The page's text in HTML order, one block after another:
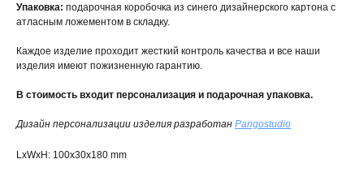
Упаковка: подарочная коробочка из синего дизайнерского картона с
атласным ложементом в складку.
Каждое изделие проходит жесткий контроль качества и все наши
изделия имеют пожизненную гарантию.
В стоимость входит персонализация и подарочная упаковка.
Дизайн персонализации изделия разработан Pangostudio
LxWxH: 100x30x180 mm